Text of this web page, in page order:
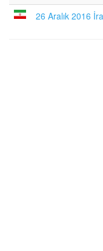
26 Aralık 2016